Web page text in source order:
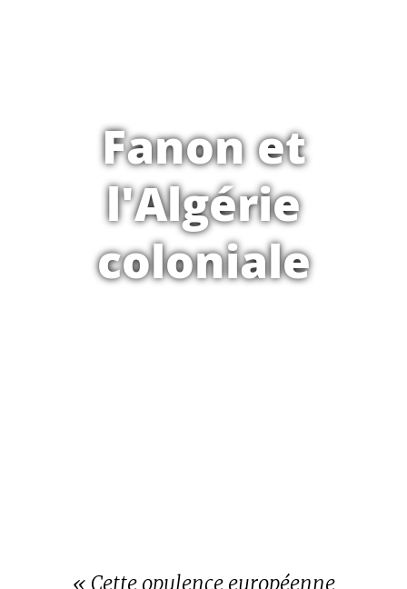
Fanon et
l'Algérie
coloniale
« Cette opulence européenne